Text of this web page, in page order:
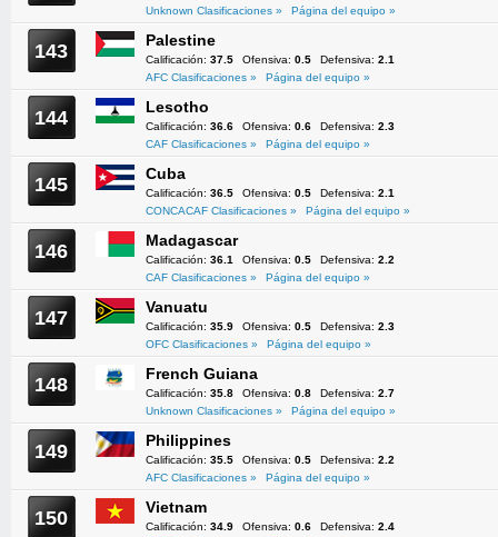
Unknown Clasificaciones »
Página del equipo »
143 Palestine
Calificación: 37.5 Ofensiva: 0.5 Defensiva: 2.1
AFC Clasificaciones »
Página del equipo »
144 Lesotho
Calificación: 36.6 Ofensiva: 0.6 Defensiva: 2.3
CAF Clasificaciones »
Página del equipo »
145 Cuba
Calificación: 36.5 Ofensiva: 0.5 Defensiva: 2.1
CONCACAF Clasificaciones »
Página del equipo »
146 Madagascar
Calificación: 36.1 Ofensiva: 0.5 Defensiva: 2.2
CAF Clasificaciones »
Página del equipo »
147 Vanuatu
Calificación: 35.9 Ofensiva: 0.5 Defensiva: 2.3
OFC Clasificaciones »
Página del equipo »
148 French Guiana
Calificación: 35.8 Ofensiva: 0.8 Defensiva: 2.7
Unknown Clasificaciones »
Página del equipo »
149 Philippines
Calificación: 35.5 Ofensiva: 0.5 Defensiva: 2.2
AFC Clasificaciones »
Página del equipo »
150 Vietnam
Calificación: 34.9 Ofensiva: 0.6 Defensiva: 2.4